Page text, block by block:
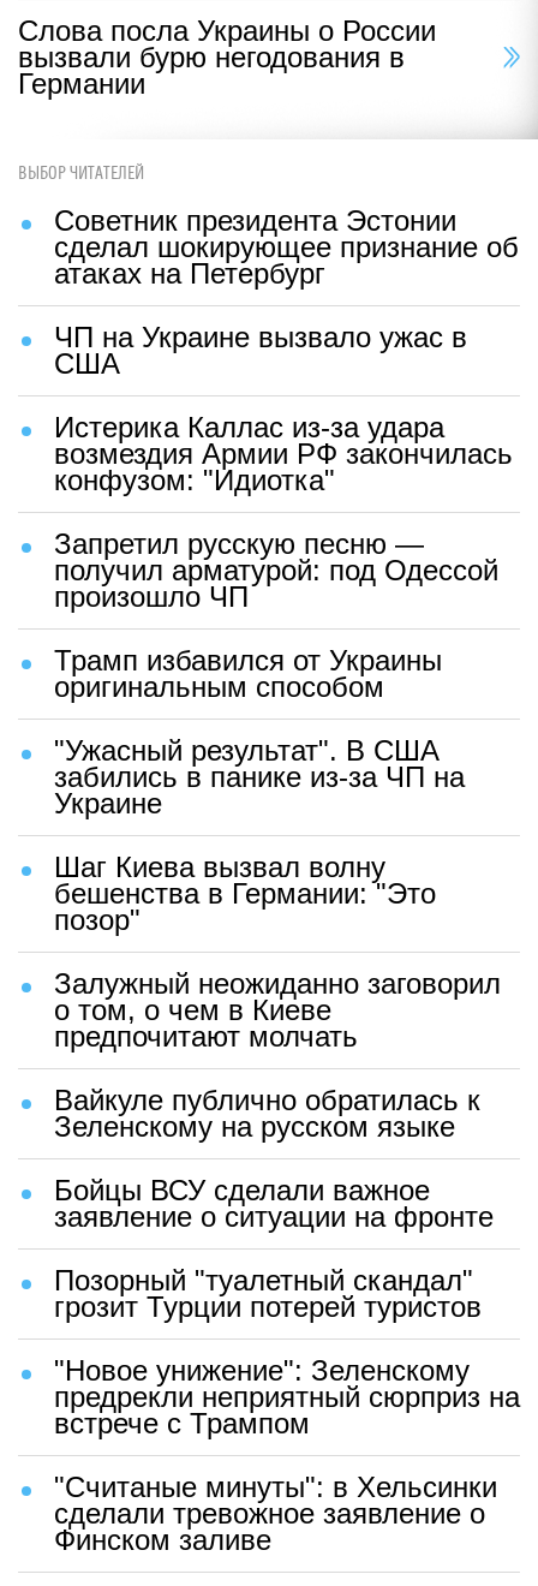
Слова посла Украины о России
вызвали бурю негодования в
Германии
ВЫБОР ЧИТАТЕЛЕЙ
Советник президента Эстонии
сделал шокирующее признание об
атаках на Петербург
ЧП на Украине вызвало ужас в
США
Истерика Каллас из-за удара
возмездия Армии РФ закончилась
конфузом: "Идиотка"
Запретил русскую песню —
получил арматурой: под Одессой
произошло ЧП
Трамп избавился от Украины
оригинальным способом
"Ужасный результат". В США
забились в панике из-за ЧП на
Украине
Шаг Киева вызвал волну
бешенства в Германии: "Это
позор"
Залужный неожиданно заговорил
о том, о чем в Киеве
предпочитают молчать
Вайкуле публично обратилась к
Зеленскому на русском языке
Бойцы ВСУ сделали важное
заявление о ситуации на фронте
Позорный "туалетный скандал"
грозит Турции потерей туристов
"Новое унижение": Зеленскому
предрекли неприятный сюрприз на
встрече с Трампом
"Считаные минуты": в Хельсинки
сделали тревожное заявление о
Финском заливе